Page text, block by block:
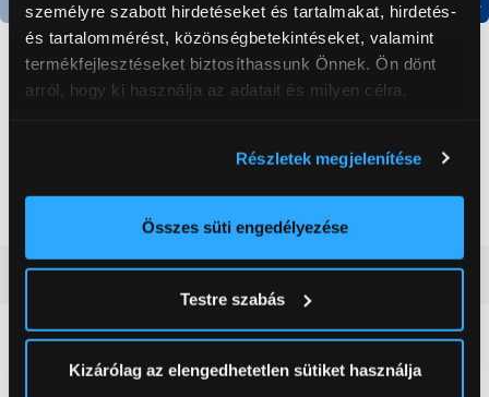
személyre szabott hirdetéseket és tartalmakat, hirdetés-
és tartalommérést, közönségbetekintéseket, valamint
termékfejlesztéseket biztosíthassunk Önnek. Ön dönt
arról, hogy ki használja az adatait és milyen célra.
elhelyezkedéséről pár méteres pontossággal
Az Ön készülékén beazonosítása annak konkrét
módjairól és adja meg preferenciáit aRészletek
pontban. Bármikor módosíthatja vagy visszavonhatja a
Sütinyilatkozathoz való hozzájárulását.
Részletek megjelenítése
Összes süti engedélyezése
Testre szabás
Kizárólag az elengedhetetlen sütiket használja
Termék adatlap Termék adatlap
kombinált hűtőszekrény
Vásárlói vélemények(0)
0